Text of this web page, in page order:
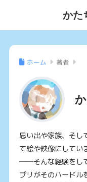
かた
ホーム 著者
思い出や家族、そし
て絵や映像にしてい
──そんな経験をし
プリがそのハードル